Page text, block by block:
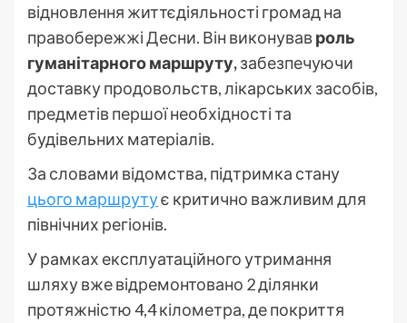
відновлення життєдіяльності громад на
правобережжі Десни. Він виконувавроль
гуманітарного маршруту,забезпечуючи
доставку продовольств, лікарських засобів,
предметів першої необхідності та
будівельних матеріалів.
За словами відомства, підтримка стану
цього маршрутує критично важливим для
північних регіонів.
У рамках експлуатаційного утримання
шляху вже відремонтовано 2 ділянки
протяжністю 4,4 кілометра, де покриття